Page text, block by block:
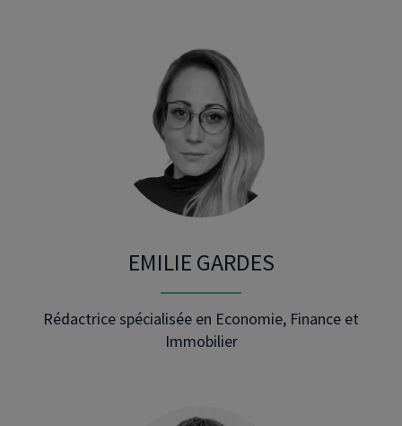
EMILIE GARDES
Rédactrice spécialisée en Economie, Finance et
Immobilier